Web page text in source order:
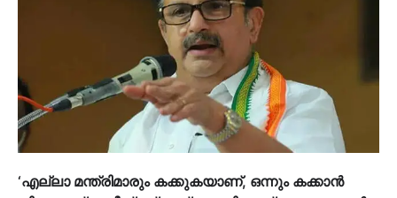
‘എല്ലാ മന്ത്രിമാരും കക്കുകയാണ്, ഒന്നും കക്കാൻ